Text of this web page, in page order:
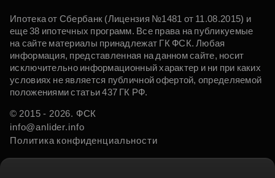
Ипотека от Сбербанк (Лицензия №1481 от 11.08.2015) и
еще 38 ипотечных программ. Все права на публикуемые
на сайте материалы принадлежат ГК ФСК. Любая
информация, представленная на данном сайте, носит
исключительно информационный характер и ни при каких
условиях не является публичной офертой, определяемой
положениями статьи 437 ГК РФ.
© 2015 - 2026. ФСК
info@anlider.info
Политика конфиденциальности